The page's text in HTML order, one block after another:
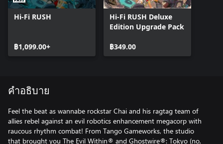
Hi-Fi RUSH
฿1,099.00+
Hi-Fi RUSH Deluxe
Edition Upgrade Pack
฿349.00
คำอธิบาย
Feel the beat as wannabe rockstar Chai and his ragtag team of
allies rebel against an evil robotics enhancement megacorp with
raucous rhythm combat! From Tango Gameworks, the studio
that brought you The Evil Within® and Ghostwire®: Tokyo (no,